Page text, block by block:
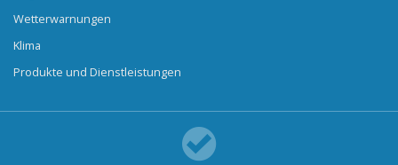
Wetterwarnungen
Klima
Produkte und Dienstleistungen